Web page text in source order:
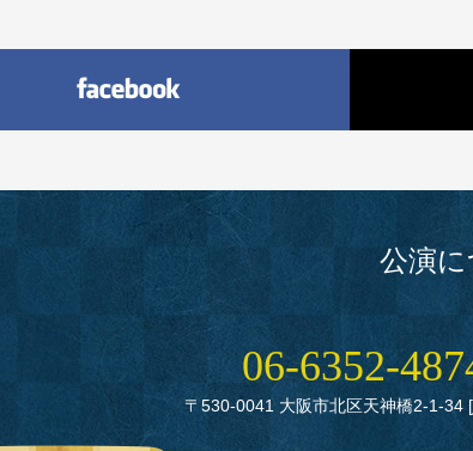
公演
〒530‑0041 大阪市北区天神橋2‑1‑34[